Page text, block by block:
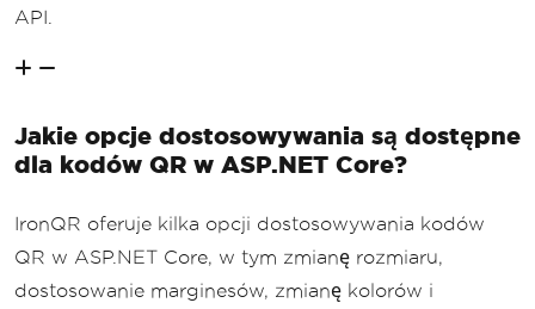
API.
Jakie opcje dostosowywania są dostępne
dla kodów QR w ASP.NET Core?
IronQR oferuje kilka opcji dostosowywania kodów
QR w ASP.NET Core, w tym zmianę rozmiaru,
dostosowanie marginesów, zmianę kolorów i